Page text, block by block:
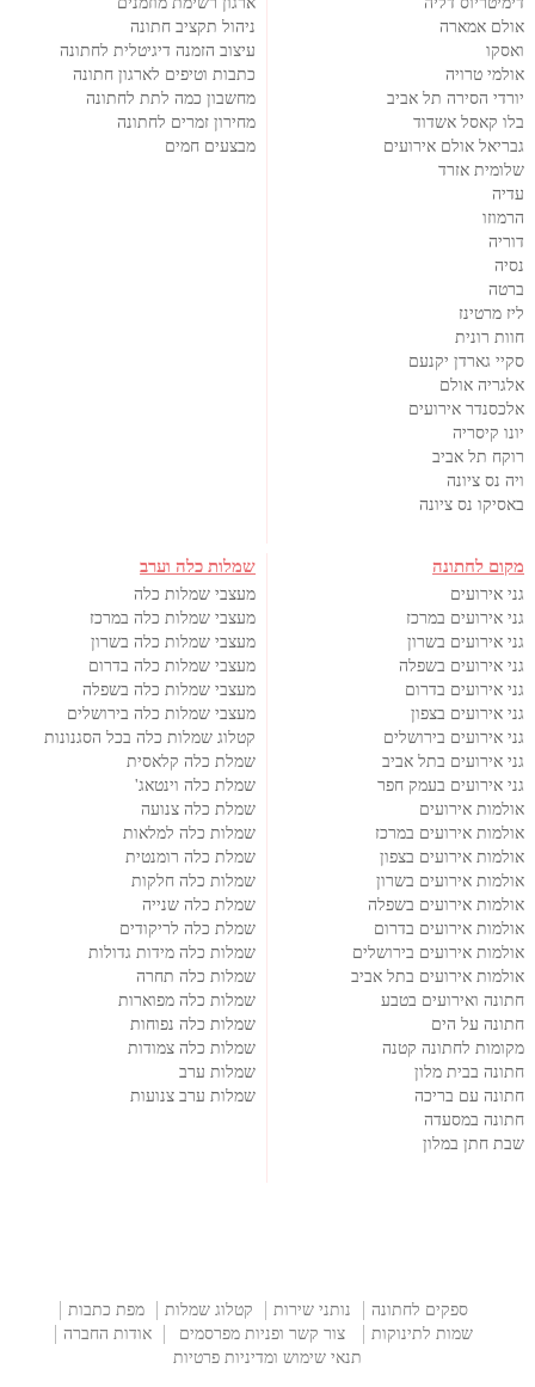
אולם אמארה
ואסקו
אולמי טרויה
יורדי הסירה תל אביב
בלו קאסל אשדוד
גבריאל אולם אירועים
שלומית אזרד
עדיה
הרמוזו
דוריה
נסיה
ברטה
ליז מרטינז
חוות רונית
סקיי גארדן יקנעם
אלגריה אולם
אלכסנדר אירועים
יונו קיסריה
רוקח תל אביב
ויה נס ציונה
באסיקו נס ציונה
ניהול תקציב חתונה
עיצוב הזמנה דיגיטלית לחתונה
כתבות וטיפים לארגון חתונה
מחשבון כמה לתת לחתונה
מחירון זמרים לחתונה
מבצעים חמים
מקום לחתונה
גני אירועים
גני אירועים במרכז
גני אירועים בשרון
גני אירועים בשפלה
גני אירועים בדרום
גני אירועים בצפון
גני אירועים בירושלים
גני אירועים בתל אביב
גני אירועים בעמק חפר
אולמות אירועים
אולמות אירועים במרכז
אולמות אירועים בצפון
אולמות אירועים בשרון
אולמות אירועים בשפלה
אולמות אירועים בדרום
אולמות אירועים בירושלים
אולמות אירועים בתל אביב
חתונה ואירועים בטבע
חתונה על הים
מקומות לחתונה קטנה
חתונה בבית מלון
חתונה עם בריכה
חתונה במסעדה
שבת חתן במלון
שמלות כלה וערב
מעצבי שמלות כלה
מעצבי שמלות כלה במרכז
מעצבי שמלות כלה בשרון
מעצבי שמלות כלה בדרום
מעצבי שמלות כלה בשפלה
מעצבי שמלות כלה בירושלים
קטלוג שמלות כלה בכל הסגנונות
שמלת כלה קלאסית
שמלת כלה וינטאג'
שמלת כלה צנועה
שמלות כלה למלאות
שמלת כלה רומנטית
שמלות כלה חלקות
שמלת כלה שנייה
שמלת כלה לריקודים
שמלות כלה מידות גדולות
שמלות כלה תחרה
שמלות כלה מפוארות
שמלות כלה נפוחות
שמלות כלה צמודות
שמלות ערב
שמלות ערב צנועות
ספקים לחתונה נותני שירות קטלוג שמלות
מפת כתבות
שמות לתינוקות
צור קשר ופניות מפרסמים
אודות החברה
תנאי שימוש ומדיניות פרטיות